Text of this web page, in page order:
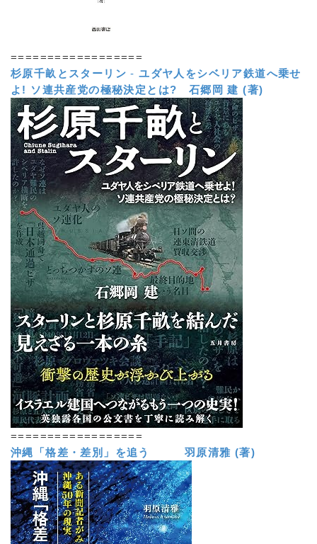
==================
杉原千畝とスターリン -ユダヤ人をシベリア鉄道へ乗せ
よ! ソ連共産党の極秘決定とは?
石郷岡 建 (著)
==================
沖縄「格差・差別」を追う 羽原清雅 (著)